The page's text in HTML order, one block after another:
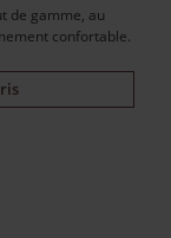
de gamme, au
confortable.